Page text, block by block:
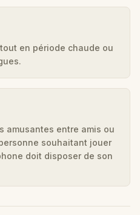
en période chaude ou
amusantes entre amis ou
souhaitant jouer
doit disposer de son